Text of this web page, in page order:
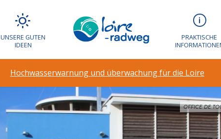
UNSERE GUTEN
IDEEN
PRAKTISCHE
Hochwasserwarnung und überwachung für die Loire
OFFICE DE